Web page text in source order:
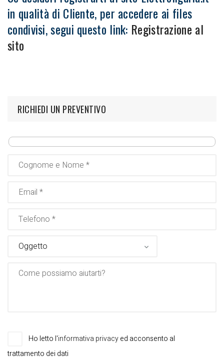
in qualità di Cliente, per accedere ai files
condivisi, segui questo link: Registrazione al
sito
RICHIEDI UN PREVENTIVO
Ho letto l'informativa privacyed acconsento al
trattamento dei dati